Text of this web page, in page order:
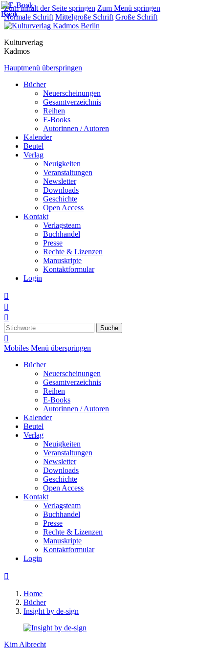
Zum Inhalt der Seite springen Zum Menü springen
Normale Schrift Mittelgroße Schrift Große Schrift
Kulturverlag
Kadmos
Hauptmenü überspringen
Bücher
Neuerscheinungen
Gesamtverzeichnis
Reihen
E-Books
Autorinnen / Autoren
Kalender
Beutel
Verlag
Neuigkeiten
Veranstaltungen
Newsletter
Downloads
Geschichte
Open Access
Kontakt
Verlagsteam
Buchhandel
Presse
Rechte & Lizenzen
Manuskripte
Kontaktformular
Login



Suche

Mobiles Menü überspringen
Bücher
Neuerscheinungen
Gesamtverzeichnis
Reihen
E-Books
Autorinnen / Autoren
Kalender
Beutel
Verlag
Neuigkeiten
Veranstaltungen
Newsletter
Downloads
Geschichte
Open Access
Kontakt
Verlagsteam
Buchhandel
Presse
Rechte & Lizenzen
Manuskripte
Kontaktformular
Login

Home
Bücher
Insight by de-sign
Kim Albrecht